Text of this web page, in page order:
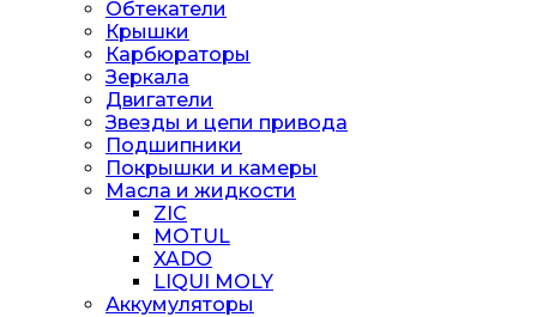
Обтекатели
Крышки
Карбюраторы
Зеркала
Двигатели
Звезды и цепи привода
Подшипники
Покрышки и камеры
Масла и жидкости
ZIC
MOTUL
XADO
LIQUI MOLY
Аккумуляторы